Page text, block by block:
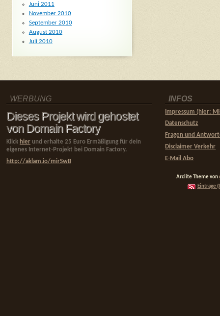
Juni 2011
November 2010
September 2010
August 2010
Juli 2010
WERBUNG
Dieses Projekt wird gehostet
von Domain Factory
Klick hier und erhalte 25 Euro Ermäßigung für dein
eigenes Internet-Projekt bei Domain Factory.
http://aklam.io/mirSwB
INFOS
Impressum (hier:
Datenschutz
Fragen und
Disclaimer Verkehr
E-Mail Abo
Arclite Theme von
Einträge